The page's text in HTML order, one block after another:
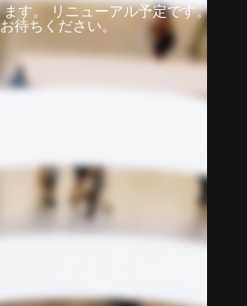
す。 リニューアル予定です。 しば
待ちください。